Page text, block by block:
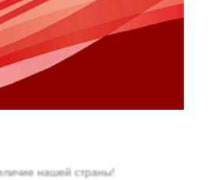
нашей страны!